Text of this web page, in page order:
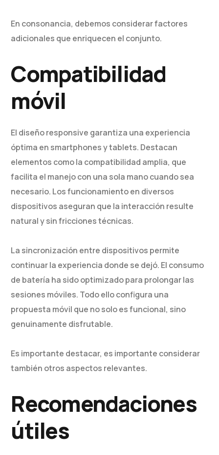
En consonancia, debemos considerar factores
adicionales que enriquecen el conjunto.
Compatibilidad
móvil
El diseño responsive garantiza una experiencia
óptima en smartphones y tablets. Destacan
elementos como la compatibilidad amplia, que
facilita el manejo con una sola mano cuando sea
necesario. Los funcionamiento en diversos
dispositivos aseguran que la interacción resulte
natural y sin fricciones técnicas.
La sincronización entre dispositivos permite
continuar la experiencia donde se dejó. El consumo
de batería ha sido optimizado para prolongar las
sesiones móviles. Todo ello configura una
propuesta móvil que no solo es funcional, sino
genuinamente disfrutable.
Es importante destacar, es importante considerar
también otros aspectos relevantes.
Recomendaciones
útiles